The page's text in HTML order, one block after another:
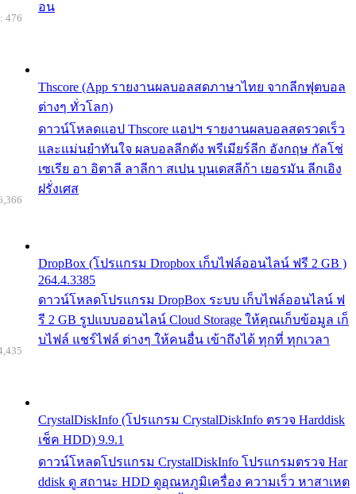
อน
Thscore (App รายงานผลบอลสดภาษาไทย จากลีกฟุตบอล
ต่างๆ ทั่วโลก)
ดาวน์โหลดแอป Thscore แอปฯ รายงานผลบอลสดรวดเร็ว
และแม่นยำทันใจ ผลบอลลีกดัง พรีเมียร์ลีก อังกฤษ กัลโช่
เซเรีย อา อิตาลี ลาลีกา สเปน บุนเดสลีก้า เยอรมัน ลีกเอิง
ฝรั่งเศส
476
DropBox (โปรแกรม Dropbox เก็บไฟล์ออนไลน์ ฟรี 2 GB )
264.4.3385
ดาวน์โหลดโปรแกรม DropBox ระบบ เก็บไฟล์ออนไลน์ ฟ
รี 2 GB รูปแบบออนไลน์ Cloud Storage ให้คุณเก็บข้อมูล เก็
บไฟล์ แชร์ไฟล์ ต่างๆ ให้คนอื่น เข้าถึงได้ ทุกที่ ทุกเวลา
CrystalDiskInfo (โปรแกรม CrystalDiskInfo ตรวจ Harddisk
เช็ค HDD) 9.9.1
ดาวน์โหลดโปรแกรม CrystalDiskInfo โปรแกรมตรวจ Har
ddisk ดู สถานะ HDD ดูอุณหภูมิเครื่อง ความเร็ว หาสาเหต